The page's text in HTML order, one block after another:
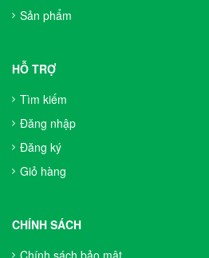
Sản phẩm
HỖ TRỢ
Tìm kiếm
Đăng nhập
Đăng ký
Giỏ hàng
CHÍNH SÁCH
Chính sách bảo mật